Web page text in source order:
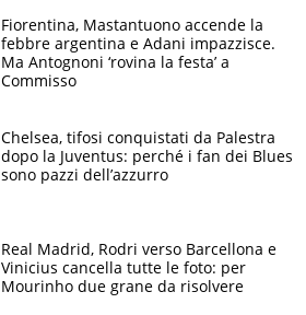
Fiorentina, Mastantuono accende la
febbre argentina e Adani impazzisce.
Ma Antognoni ‘rovina la festa’ a
Commisso
Chelsea, tifosi conquistati da Palestra
dopo la Juventus: perché i fan dei Blues
sono pazzi dell’azzurro
Real Madrid, Rodri verso Barcellona e
Vinicius cancella tutte le foto: per
Mourinho due grane da risolvere